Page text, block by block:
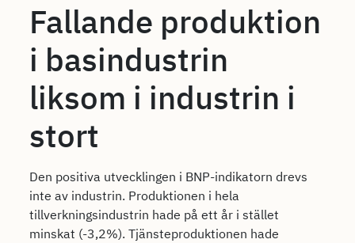
Fallande produktion
i basindustrin
liksom i industrin i
stort
Den positiva utvecklingen i BNP-indikatorn drevs
inte av industrin. Produktionen i hela
tillverkningsindustrin hade på ett år i stället
minskat (-3,2%). Tjänsteproduktionen hade